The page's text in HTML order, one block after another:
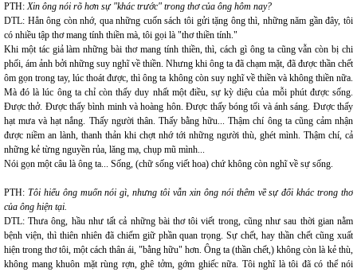
PTH:Xin ông nói rõ hơn sự "khác trước" trong thơ của ông hôm nay?
DTL: Hẳn ông còn nhớ, qua những cuốn sách tôi gửi tặng ông thì, những năm gần đây, tôi
có nhiều tập thơ mang tính thiền mà, tôi gọi là "thơ thiền tính."
Khi một tác giả làm những bài thơ mang tính thiền, thì, cách gì ông ta cũng vẫn còn bị chi
phối, ám ảnh bởi những suy nghĩ về thiền. Nhưng khi ông ta đã chạm mặt, đã được thần chết
ôm gọn trong tay, lúc thoát được, thì ông ta không còn suy nghĩ về thiền và không thiền nữa.
Mà đó là lúc ông ta chỉ còn thấy duy nhất một điều, sự kỳ diệu của mỗi phút được sống.
Được thở. Được thấy bình minh và hoàng hôn. Được thấy bóng tối và ánh sáng. Được thấy
hạt mưa và hạt nắng. Thấy người thân. Thấy bằng hữu... Thậm chí ông ta cũng cảm nhận
được niềm an lành, thanh thản khi chợt nhớ tới những người thù, ghét mình. Thậm chí, cả
những kẻ từng nguyền rủa, lăng mạ, chụp mũ mình...
Nói gọn một câu là ông ta... Sống, (chữ sống viết hoa) chứ không còn nghĩ về sự sống.
PTH: Tôi hiểu ông muốn nói gì, nhưng tôi vẫn xin ông nói thêm về sự đổi khác trong thơ
của ông hiện tại.
DTL: Thưa ông, hầu như tất cả những bài thơ tôi viết trong, cũng như sau thời gian nằm
bệnh viện, thì thiên nhiên đã chiếm giữ phần quan trọng. Sự chết, hay thần chết cũng xuất
hiện trong thơ tôi, một cách thân ái, "bằng hữu" hơn. Ông ta (thần chết,) không còn là kẻ thù,
không mang khuôn mặt rùng rợn, ghê tởm, gớm ghiếc nữa. Tôi nghĩ là tôi đã có thể nói